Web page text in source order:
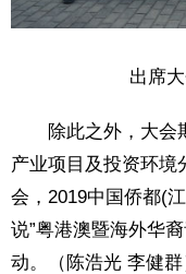
出席大
除此之外，大会期
产业项目及投资环境
会，2019中国侨都(
说”粤港澳暨海外华
动。（陈浩光 李健群